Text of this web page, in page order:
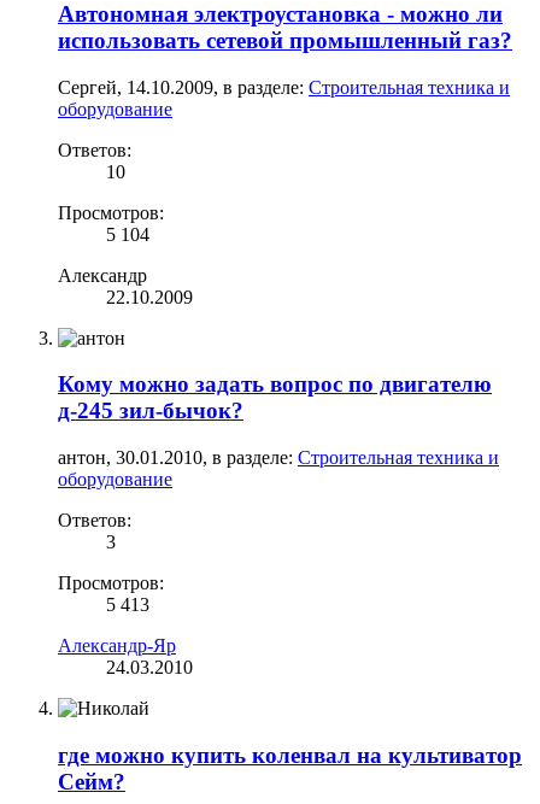
Автономная электроустановка - можно ли
использовать сетевой промышленный газ?
Сергей, 14.10.2009, в разделе: Строительная техника и
оборудование
Ответов:
10
Просмотров:
5 104
Александр
22.10.2009
Кому можно задать вопрос по двигателю
д-245 зил-бычок?
антон, 30.01.2010, в разделе: Строительная техника и
оборудование
Ответов:
3
Просмотров:
5 413
Александр-Яр
24.03.2010
где можно купить коленвал на культиватор
Сейм?